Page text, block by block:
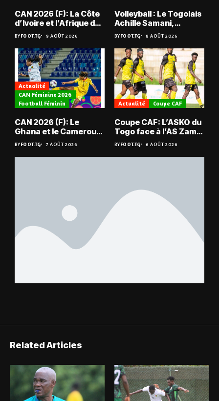
CAN 2026 (F): La Côte
d’Ivoire et l’Afrique du
Sud tombent
BYFOOT.TG 9 AOÛT 2026
Volleyball : Le Togolais
Achille Samani,
champion du Bénin !
BYFOOT.TG 8 AOÛT 2026
Actualité
CAN Féminine 2026
Football Féminin
CAN 2026 (F): Le
Ghana et le Cameroun
en quarts
BYFOOT.TG 7 AOÛT 2026
Actualité Coupe CAF
Coupe CAF: L’ASKO du
Togo face à l’AS Zam
du Niger
BYFOOT.TG 6 AOÛT 2026
Related Articles